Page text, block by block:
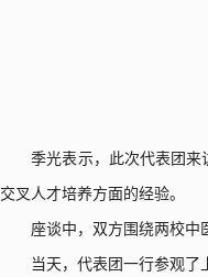
季光表示，此次代表团来
交叉人才培养方面的经验。
座谈中，双方围绕两校中
当天，代表团一行参观了